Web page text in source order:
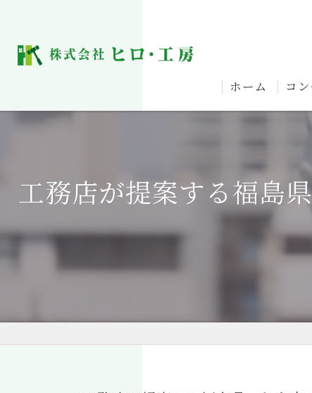
ホーム コ
工務店が提案する福島